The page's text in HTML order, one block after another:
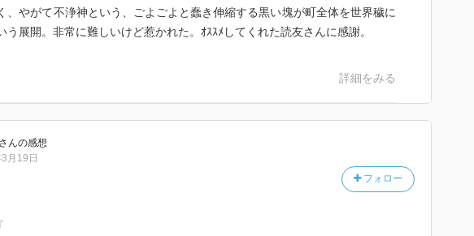
、やがて不浄神という、ごよごよと蠢き伸縮する黒い塊が町全体を世界穢に
う展開。非常に難しいけど惹かれた。ｵｽｽﾒしてくれた読友さんに感謝。
詳細をみる
さんの感想
フォロー
月19日